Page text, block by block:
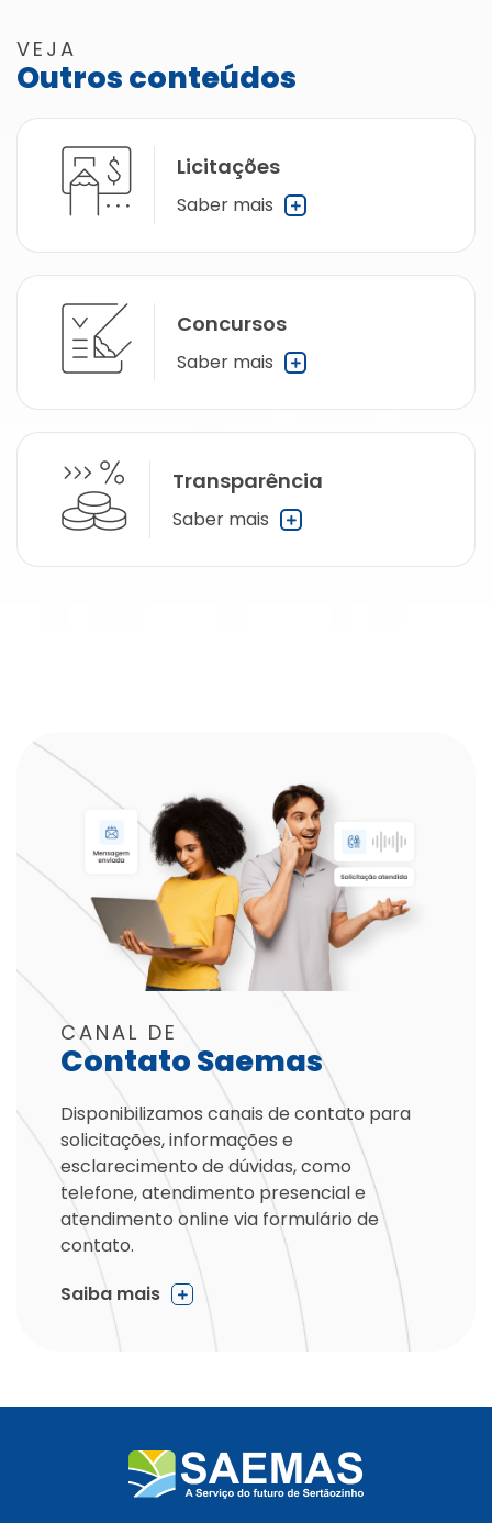
VEJA
Outros conteúdos
Licitações
Saber mais
Concursos
Saber mais
Transparência
Saber mais
CANAL DE
Contato Saemas
Disponibilizamos canais de contato para
solicitações, informações e
esclarecimento de dúvidas, como
telefone, atendimento presencial e
atendimento online via formulário de
contato.
Saiba mais